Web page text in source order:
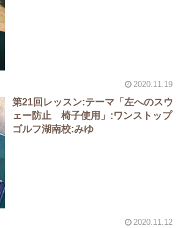
2020.11.19
第21回レッスン:テーマ「左へのスウ
ェー防止 椅子使用」:ワンストップ
ゴルフ湖南校:みゆ
2020.11.12